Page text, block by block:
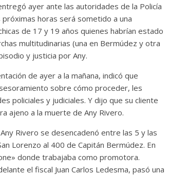
ayer ante las autoridades de la Policía
horas será sometido a una
de 17 y 19 años quienes habrían estado
multitudinarias (una en Bermúdez y otra
y justicia por Any.
de ayer a la mañana, indicó que
sobre cómo proceder, les
policiales y judiciales. Y dijo que su cliente
ajeno a la muerte de Any Rivero.
Rivero se desencadenó entre las 5 y las
Lorenzo al 400 de Capitán Bermúdez. En
donde trabajaba como promotora.
el fiscal Juan Carlos Ledesma, pasó una